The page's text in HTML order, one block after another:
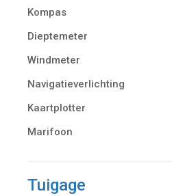
Kompas
Dieptemeter
Windmeter
Navigatieverlichting
Kaartplotter
Marifoon
Tuigage